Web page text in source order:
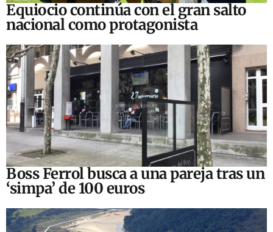
Equiocio continúa con el gran salto
nacional como protagonista
Boss Ferrol busca a una pareja tras un
‘simpa’ de 100 euros